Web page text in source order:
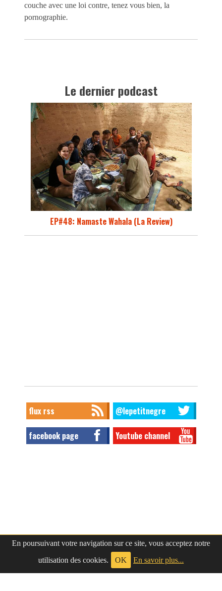
En poursuivant votre navigation sur ce site, vous acceptez notre
utilisation des cookies.
OK En savoir plus...
couche avec une loi contre, tenez vous bien, la
pornographie.
Le dernier podcast
EP#48: Namaste Wahala (La Review)
flux rss @lepetitnegre
facebook page Youtube channel